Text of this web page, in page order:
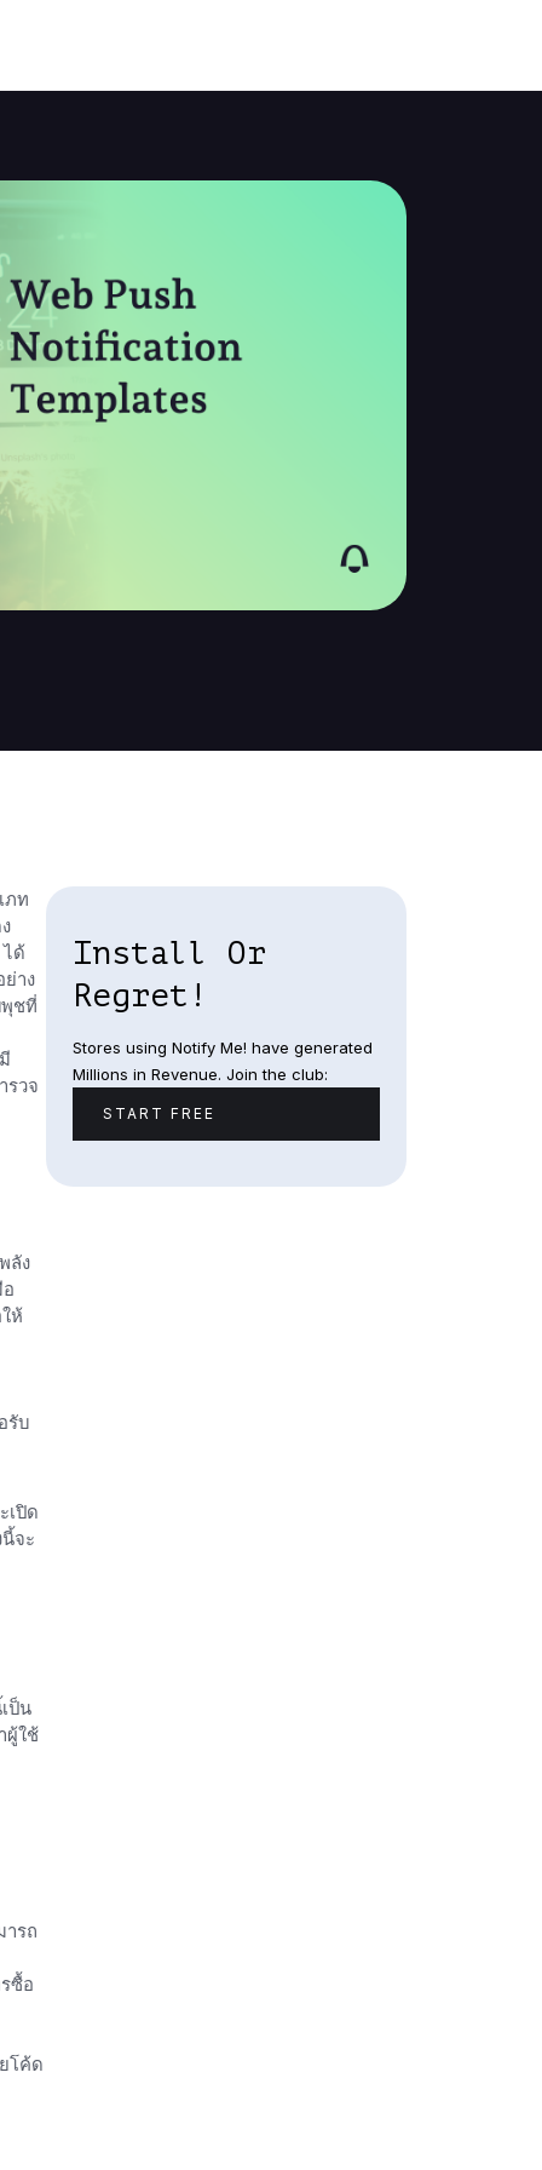
ภท
ด้
าง
พุชที่
รวจ
ลัง
ห้
รับ
เปิด
จะ
ป็น
ผู้ใช้
ารถ
ซื้อ
โค้ด
Install Or
Regret!
Stores using Notify Me! have generated
Millions in Revenue. Join the club:
START FREE